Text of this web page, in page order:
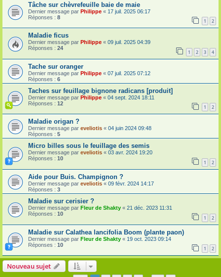
Tâche sur chèvrefeuille baie de maie
Dernier message par Philippe « 17 juil. 2025 06:17
Réponses : 8
1 2
Maladie ficus
Dernier message par Philippe « 09 juil. 2025 04:39
Réponses : 24
1 2 3 4
Tache sur oranger
Dernier message par Philippe « 07 juil. 2025 07:12
Réponses : 6
Taches sur feuillage bignone radicans [produit]
Dernier message par Philippe « 04 sept. 2024 18:11
Réponses : 12
1 2
Maladie origan ?
Dernier message par eveliotis « 04 juin 2024 09:48
Réponses : 5
Micro billes sous le feuillage des semis
Dernier message par eveliotis « 03 avr. 2024 19:20
Réponses : 10
1 2
Aide pour Buis. Champignon ?
Dernier message par eveliotis « 09 févr. 2024 14:17
Réponses : 3
Maladie sur cerisier ?
Dernier message par Fleur de Shakty « 21 déc. 2023 11:31
Réponses : 10
1 2
Maladie sur Calathea lancifolia Boom (plante paon)
Dernier message par Fleur de Shakty « 19 oct. 2023 09:14
Réponses : 10
1 2
Nouveau sujet